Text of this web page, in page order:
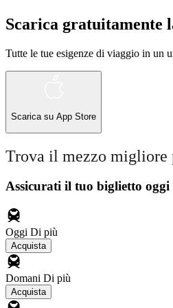
Scarica gratuitamente
Tutte le tue esigenze di viaggio in un
Scarica su App Store
Trova il mezzo migliore
Assicurati il ​​tuo biglietto
Oggi Di più
Acquista
Domani Di più
Acquista